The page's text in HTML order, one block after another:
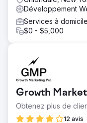
Développement
Services à
$0 - $5,000
Growth
Obtenez plus de
12 avis